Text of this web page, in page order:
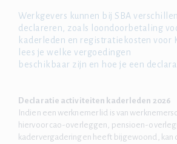
Werkgevers kunnen bij SBA
declareren, zoals loondoorbetaling
kaderleden en registratiekosten voor
lees je welke vergoedingen
beschikbaar zijn en hoe je een
Declaratie activiteiten kaderleden 2026
Indien een werknemer lid is van
hiervoor cao-overleggen, pensioen-
kadervergaderingen heeft bijgewoond, kan